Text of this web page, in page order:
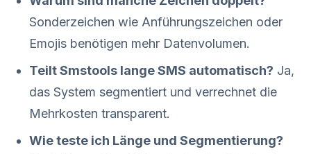
Sonderzeichen wie Anführungszeichen oder
Emojis benötigen mehr Datenvolumen.
Teilt Smstools lange SMS automatisch? Ja,
das System segmentiert und verrechnet die
Mehrkosten transparent.
Wie teste ich Länge und Segmentierung?